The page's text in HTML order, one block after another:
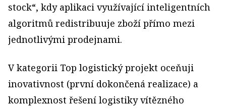
stock“, kdy aplikaci využívající inteligentních
algoritmů redistribuuje zboží přímo mezi
jednotlivými prodejnami.
V kategorii Top logistický projekt oceňuji
inovativnost (první dokončená realizace) a
komplexnost řešení logistiky vítězného